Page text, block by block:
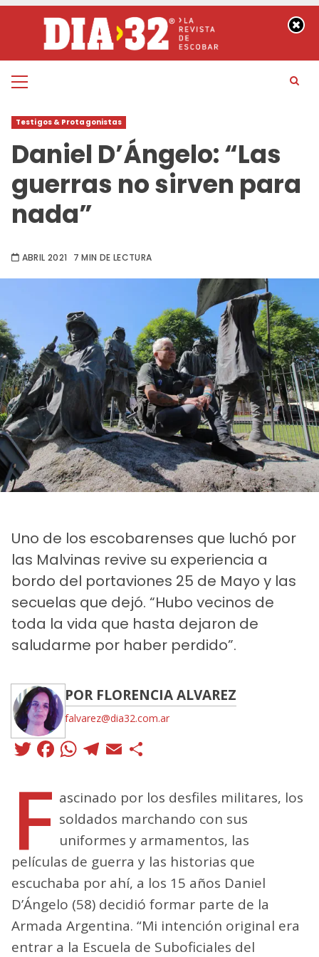
contenido
Menú
Testigos & Protagonistas
Daniel D’Ángelo: “Las
guerras no sirven para
nada”
ABRIL 2021 7 MIN DE LECTURA
Uno de los escobarenses que luchó por
las Malvinas revive su experiencia a
bordo del portaviones 25 de Mayo y las
secuelas que dejó. “Hubo vecinos de
toda la vida que hasta dejaron de
saludarme por haber perdido”.
POR FLORENCIA ALVAREZ
falvarez@dia32.com.ar
Twitter
Facebook
WhatsApp
Telegram
Email
F ascinado por los desfiles militares, los
soldados marchando con sus
uniformes y armamentos, las
películas de guerra y las historias que
escuchaba por ahí, a los 15 años Daniel
D’Ángelo (58) decidió formar parte de la
Armada Argentina. “Mi intención original era
entrar a la Escuela de Suboficiales del